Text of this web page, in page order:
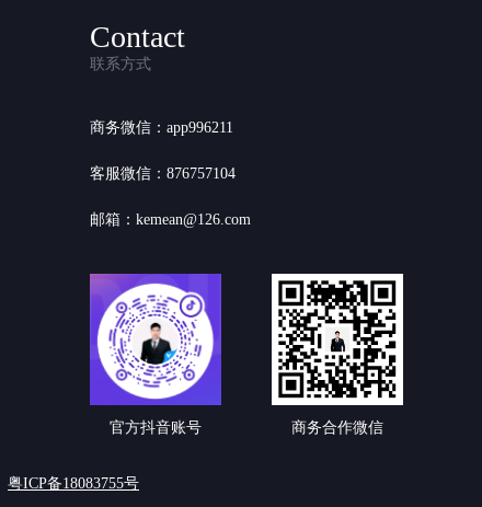
Contact
联系方式
商务微信：app996211
客服微信：876757104
邮箱：kemean@126.com
官方抖音账号 商务合作微信
粤ICP备18083755号